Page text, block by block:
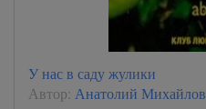
У нас в саду жулики
Автор: Анатолий Михайлов